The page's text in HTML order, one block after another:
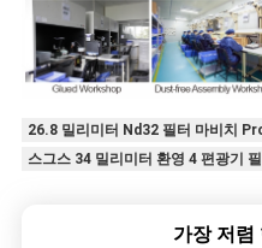
26.8 밀리미터 Nd32 필터 마비치
스그스 34 밀리미터 환영 4 편광기
가장 저렴